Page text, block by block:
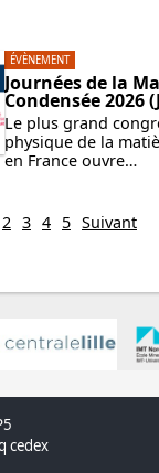
ÉVÈNEMENT
Journées de la
Condensée 2026
Le plus grand
physique de la
en France ouvre…
2 3 4 5 Suivant
cedex